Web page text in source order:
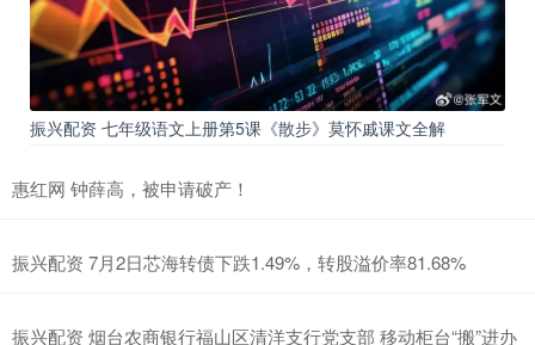
振兴配资 七年级语文上册第5课《散步》莫怀戚课文全解
惠红网 钟薛高，被申请破产！
振兴配资 7月2日芯海转债下跌1.49%，转股溢价率81.68%
振兴配资 烟台农商银行福山区清洋支行党支部 移动柜台“搬”进办